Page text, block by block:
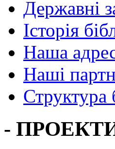
Державні
Історія
Наша
Наші
Структура
-